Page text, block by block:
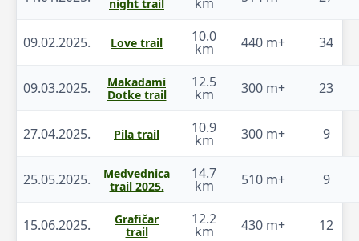
night trail
09.02.2025. Love trail 10.0
km 440 m+ 34
09.03.2025.
Makadami
Dotke trail
12.5
km 300 m+ 23
27.04.2025. Pila trail 10.9
km 300 m+ 9
25.05.2025.
Medvednica
trail 2025.
14.7
km 510 m+ 9
15.06.2025.
Grafičar
trail
12.2
km 430 m+ 12